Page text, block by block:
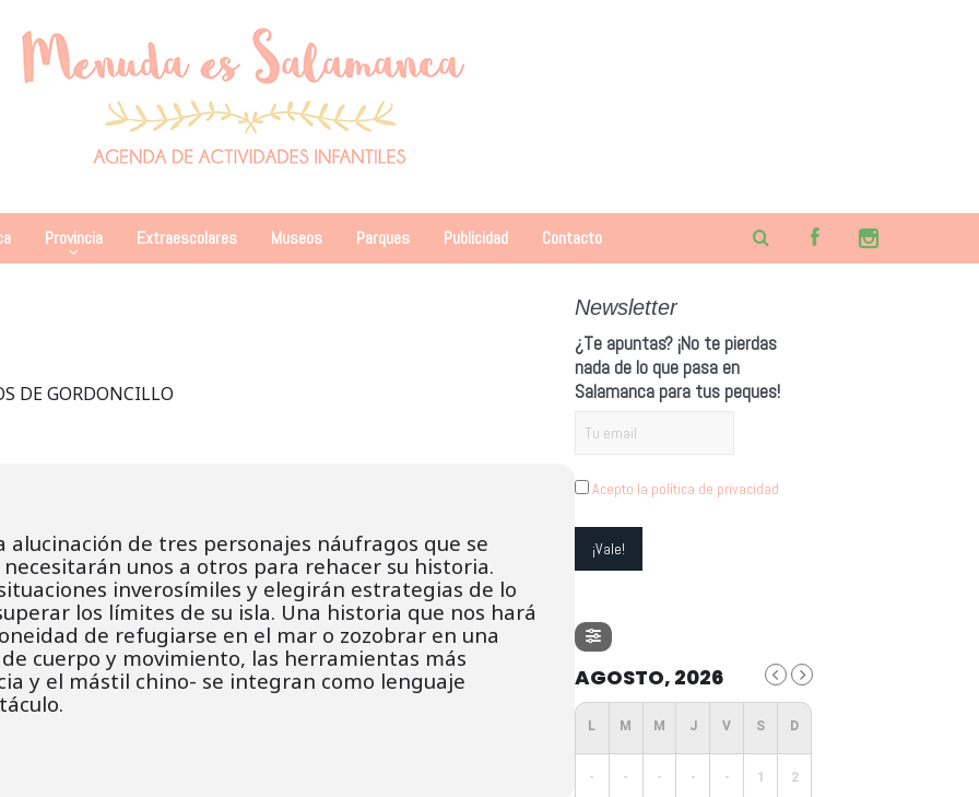
Provincia Extraescolares Museos Parques Publicidad Contacto
DE GORDONCILLO
alucinación de tres personajes náufragos que se
unos a otros para rehacer su historia.
inverosímiles y elegirán estrategias de lo
los límites de su isla. Una historia que nos hará
de refugiarse en el mar o zozobrar en una
cuerpo y movimiento, las herramientas más
y el mástil chino- se integran como lenguaje
Newsletter
¿Te apuntas? ¡No te pierdas
nada de lo que pasa en
Salamanca para tus peques!
Acepto la política de privacidad
AGOSTO, 2026
- - - - - 1 2